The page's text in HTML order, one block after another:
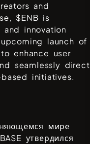
and
$ENB is
innovation
launch of
enhance user
seamlessly direct
initiatives.
мире
утвердился